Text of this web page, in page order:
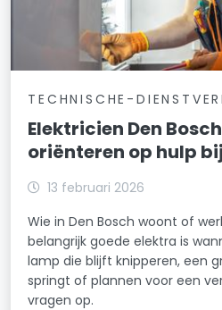
TECHNISCHE-
Elektricien Den
oriënteren op hulp
13 februari 2026
Wie in Den Bosch woont of
belangrijk goede elektra is
lamp die blijft knipperen, een
springt of plannen voor een
vragen op.